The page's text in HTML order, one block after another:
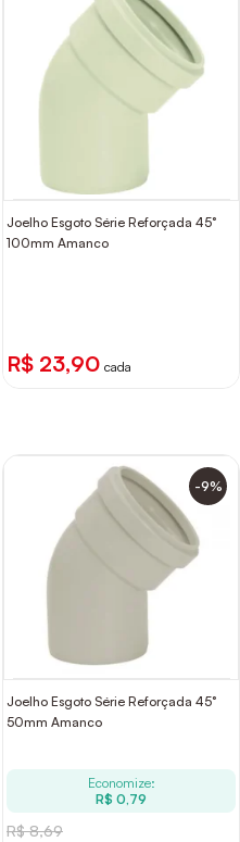
Joelho Esgoto Série Reforçada 45°
100mm Amanco
R$ 23,90 cada
-9%
Joelho Esgoto Série Reforçada 45°
50mm Amanco
Economize:
R$ 0,79
R$ 8,69